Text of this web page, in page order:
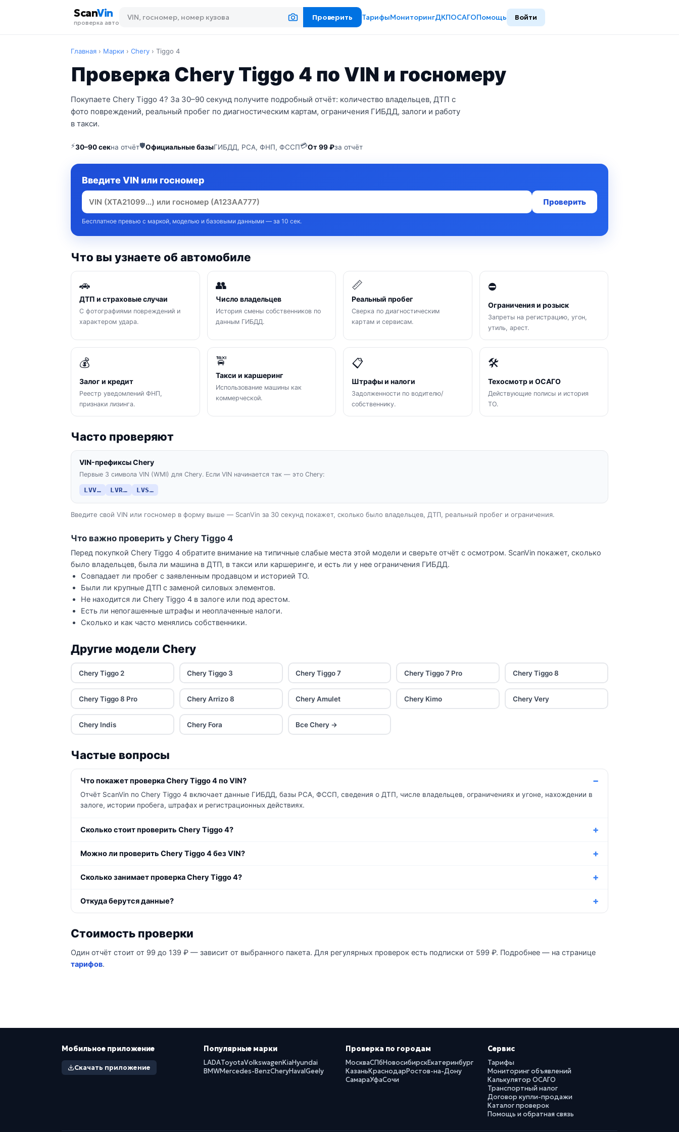
ScanVin
проверка авто
Проверить ТарифыМониторингДКПОСАГОПомощь Войти
Главная › Марки › Chery › Tiggo 4
Проверка Chery Tiggo 4 по VIN и госномеру
Покупаете Chery Tiggo 4? За 30–90 секунд получите подробный отчёт: количество владельцев, ДТП с
фото повреждений, реальный пробег по диагностическим картам, ограничения ГИБДД, залоги и работу
в такси.
⚡30–90 секна отчёт🛡Официальные базыГИБДД, РСА, ФНП, ФССП💳От 99 ₽за отчёт
Введите VIN или госномер
Проверить
Бесплатное превью с маркой, моделью и базовыми данными — за 10 сек.
Что вы узнаете об автомобиле
🚗
ДТП и страховые случаи
С фотографиями повреждений и
характером удара.
👥
Число владельцев
История смены собственников по
данным ГИБДД.
📏
Реальный пробег
Сверка по диагностическим
картам и сервисам.
⛔
Ограничения и розыск
Запреты на регистрацию, угон,
утиль, арест.
💰
Залог и кредит
Реестр уведомлений ФНП,
признаки лизинга.
🚖
Такси и каршеринг
Использование машины как
коммерческой.
📋
Штрафы и налоги
Задолженности по водителю/
собственнику.
🛠
Техосмотр и ОСАГО
Действующие полисы и история
ТО.
Часто проверяют
VIN-префиксы Chery
Первые 3 символа VIN (WMI) для Chery. Если VIN начинается так — это Chery:
LVV… LVR… LVS…
Введите свой VIN или госномер в форму выше — ScanVin за 30 секунд покажет, сколько было владельцев, ДТП, реальный пробег и ограничения.
Что важно проверить у Chery Tiggo 4
Перед покупкой Chery Tiggo 4 обратите внимание на типичные слабые места этой модели и сверьте отчёт с осмотром. ScanVin покажет, сколько
было владельцев, была ли машина в ДТП, в такси или каршеринге, и есть ли у нее ограничения ГИБДД.
Совпадает ли пробег с заявленным продавцом и историей ТО.
Были ли крупные ДТП с заменой силовых элементов.
Не находится ли Chery Tiggo 4 в залоге или под арестом.
Есть ли непогашенные штрафы и неоплаченные налоги.
Сколько и как часто менялись собственники.
Другие модели Chery
Chery Tiggo 2 Chery Tiggo 3 Chery Tiggo 7 Chery Tiggo 7 Pro Chery Tiggo 8
Chery Tiggo 8 Pro Chery Arrizo 8 Chery Amulet Chery Kimo Chery Very
Chery Indis Chery Fora Все Chery →
Частые вопросы
Что покажет проверка Chery Tiggo 4 по VIN?
Отчёт ScanVin по Chery Tiggo 4 включает данные ГИБДД, базы РСА, ФССП, сведения о ДТП, числе владельцев, ограничениях и угоне, нахождении в
залоге, истории пробега, штрафах и регистрационных действиях.
Сколько стоит проверить Chery Tiggo 4?
Можно ли проверить Chery Tiggo 4 без VIN?
Сколько занимает проверка Chery Tiggo 4?
Откуда берутся данные?
Стоимость проверки
Один отчёт стоит от 99 до 139 ₽ — зависит от выбранного пакета. Для регулярных проверок есть подписки от 599 ₽. Подробнее — на странице
тарифов.
Мобильное приложение
Скачать приложение
Популярные марки
LADAToyotaVolkswagenKiaHyundai
BMWMercedes-BenzCheryHavalGeely
Проверка по городам
МоскваСПбНовосибирскЕкатеринбург
КазаньКраснодарРостов-на-Дону
СамараУфаСочи
Сервис
Тарифы
Мониторинг объявлений
Калькулятор ОСАГО
Транспортный налог
Договор купли-продажи
Каталог проверок
Помощь и обратная связь